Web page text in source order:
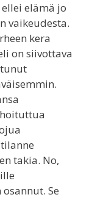
elämä jo
vaikeudesta.
kera
on siivottava
takia. No,
Se